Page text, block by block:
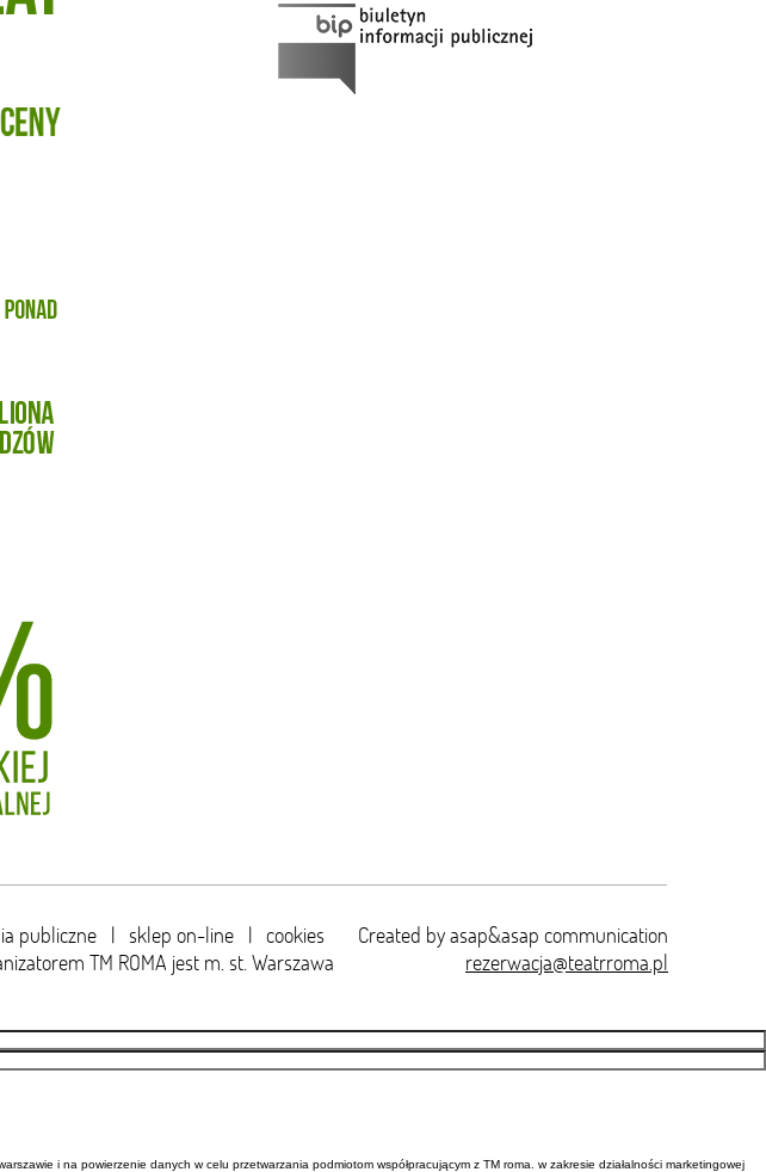
publiczne | sklep on-line | cookies
TM ROMA jest m. st. Warszawa
Created byasap&asap communication
rezerwacja@teatrroma.pl
i na powierzenie danych w celu przetwarzania podmiotom współpracującym z TM roma. w zakresie działalności marketingowej